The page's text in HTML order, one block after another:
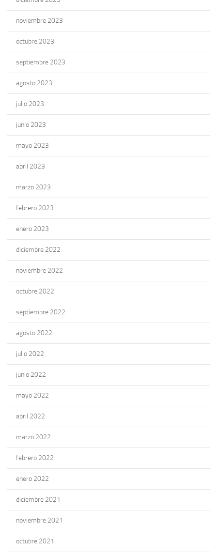
noviembre 2023
octubre 2023
septiembre 2023
agosto 2023
julio 2023
junio 2023
mayo 2023
abril 2023
marzo 2023
febrero 2023
enero 2023
diciembre 2022
noviembre 2022
octubre 2022
septiembre 2022
agosto 2022
julio 2022
junio 2022
mayo 2022
abril 2022
marzo 2022
febrero 2022
enero 2022
diciembre 2021
noviembre 2021
octubre 2021